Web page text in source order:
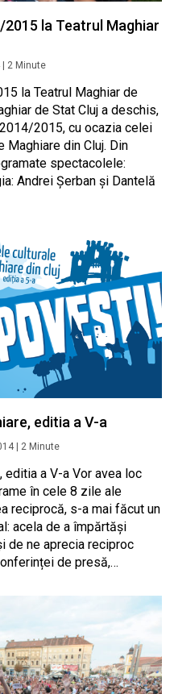
la Teatrul Maghiar
2 Minute
la Teatrul Maghiar de
de Stat Cluj a deschis,
2015, cu ocazia celei
Maghiare din Cluj. Din
spectacolele:
Andrei Șerban și Dantelă
editia a V-a
2 Minute
editia a V-a Vor avea loc
în cele 8 zile ale
reciprocă, s-a mai făcut un
acela de a împărtăși
de ne aprecia reciproc
de presă,…